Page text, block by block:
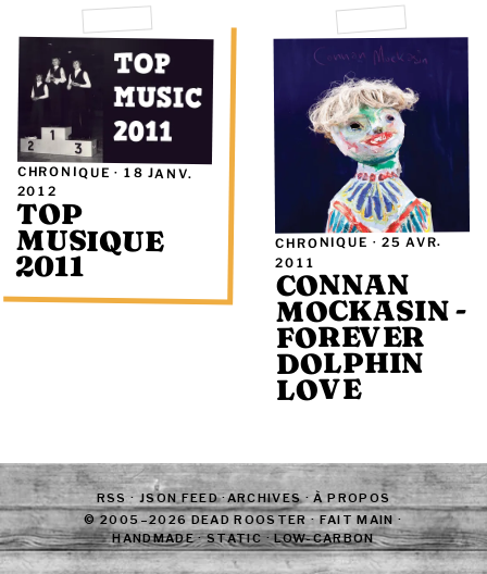
CHRONIQUE ·18 JANV.
2012
TOP
MUSIQUE
2011
CHRONIQUE ·25 AVR.
2011
CONNAN
MOCKASIN -
FOREVER
DOLPHIN
LOVE
RSS·JSON FEED·ARCHIVES·À PROPOS
© 2005–2026 DEAD ROOSTER · FAIT MAIN ·
HANDMADE · STATIC · LOW-CARBON